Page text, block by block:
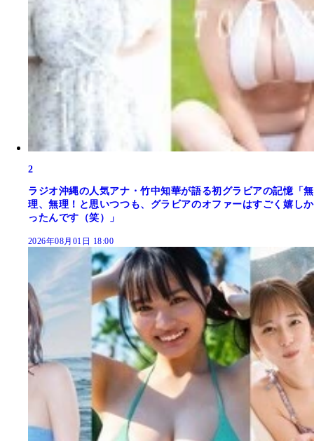
2
ラジオ沖縄の人気アナ・竹中知華が語る初グラビアの記憶「無
理、無理！と思いつつも、グラビアのオファーはすごく嬉しか
ったんです（笑）」
2026年08月01日 18:00